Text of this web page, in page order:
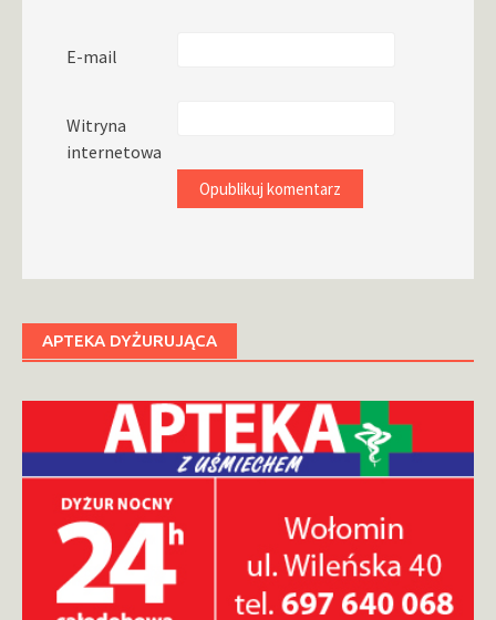
E-mail
Witryna
internetowa
APTEKA DYŻURUJĄCA